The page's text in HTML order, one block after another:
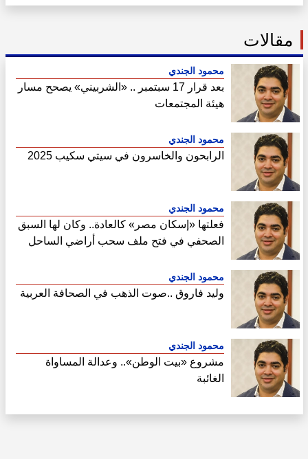
مقالات
محمود الجندي
بعد قرار 17 سبتمبر .. «الشربيني» يصحح مسار
هيئة المجتمعات
محمود الجندي
الرابحون والخاسرون في سيتي سكيب 2025
محمود الجندي
فعلتها «إسكان مصر» كالعادة.. وكان لها السبق
الصحفي في فتح ملف سحب أراضي الساحل
محمود الجندي
وليد فاروق ..صوت الذهب في الصحافة العربية
محمود الجندي
مشروع «بيت الوطن».. وعدالة المساواة
الغائبة